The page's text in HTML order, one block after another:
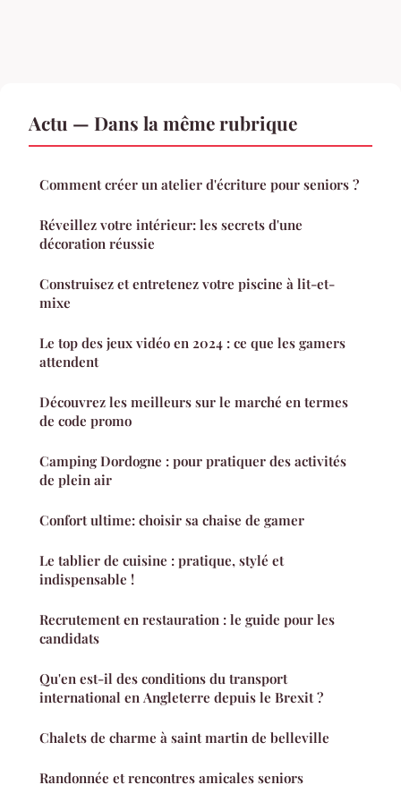
Actu — Dans la même rubrique
Comment créer un atelier d'écriture pour seniors ?
Réveillez votre intérieur: les secrets d'une
décoration réussie
Construisez et entretenez votre piscine à lit-et-
mixe
Le top des jeux vidéo en 2024 : ce que les gamers
attendent
Découvrez les meilleurs sur le marché en termes
de code promo
Camping Dordogne : pour pratiquer des activités
de plein air
Confort ultime: choisir sa chaise de gamer
Le tablier de cuisine : pratique, stylé et
indispensable !
Recrutement en restauration : le guide pour les
candidats
Qu'en est-il des conditions du transport
international en Angleterre depuis le Brexit ?
Chalets de charme à saint martin de belleville
Randonnée et rencontres amicales seniors